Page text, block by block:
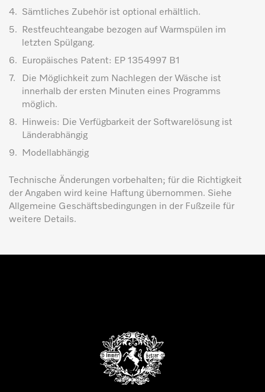
4.
Sämtliches Zubehör ist optional erhältlich.
5.
Restfeuchteangabe bezogen auf Warmspülen im
letzten Spülgang.
6.
Europäisches Patent: EP 1354997 B1
7.
Die Möglichkeit zum Nachlegen der Wäsche ist
innerhalb der ersten Minuten eines Programms
möglich.
8.
Hinweis: Die Verfügbarkeit der Softwarelösung ist
Länderabhängig
9.
Modellabhängig
Technische Änderungen vorbehalten; für die Richtigkeit
der Angaben wird keine Haftung übernommen. Siehe
Allgemeine Geschäftsbedingungen in der Fußzeile für
weitere Details.